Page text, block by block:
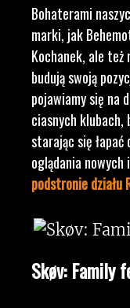
Bohaterami
marki, jak
Kochanek, ale też
budują swoją
pojawiamy się na
ciasnych klubach,
starając się łapać
oglądania
podstronie działu
Skøv: Family